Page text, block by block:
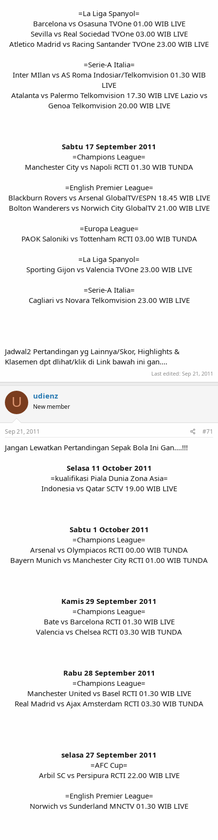
=La Liga Spanyol=
Barcelona vs Osasuna TVOne 01.00 WIB LIVE
Sevilla vs Real Sociedad TVOne 03.00 WIB LIVE
Atletico Madrid vs Racing Santander TVOne 23.00 WIB LIVE
=Serie-A Italia=
Inter MIlan vs AS Roma Indosiar/Telkomvision 01.30 WIB
LIVE
Atalanta vs Palermo Telkomvision 17.30 WIB LIVE Lazio vs
Genoa Telkomvision 20.00 WIB LIVE
Sabtu 17 September 2011
=Champions League=
Manchester City vs Napoli RCTI 01.30 WIB TUNDA
=English Premier League=
Blackburn Rovers vs Arsenal GlobalTV/ESPN 18.45 WIB LIVE
Bolton Wanderers vs Norwich City GlobalTV 21.00 WIB LIVE
=Europa League=
PAOK Saloniki vs Tottenham RCTI 03.00 WIB TUNDA
=La Liga Spanyol=
Sporting Gijon vs Valencia TVOne 23.00 WIB LIVE
=Serie-A Italia=
Cagliari vs Novara Telkomvision 23.00 WIB LIVE​
Jadwal2 Pertandingan yg Lainnya/Skor, Highlights &
Klasemen dpt dlihat/klik di Link bawah ini gan....
Last edited: Sep 21, 2011
U udienz
New member
Sep 21, 2011 #71
Jangan Lewatkan Pertandingan Sepak Bola Ini Gan....!!!
Selasa 11 October 2011
=kualifikasi Piala Dunia Zona Asia=
Indonesia vs Qatar SCTV 19.00 WIB LIVE
Sabtu 1 October 2011
=Champions League=
Arsenal vs Olympiacos RCTI 00.00 WIB TUNDA
Bayern Munich vs Manchester City RCTI 01.00 WIB TUNDA
Kamis 29 September 2011
=Champions League=
Bate vs Barcelona RCTI 01.30 WIB LIVE
Valencia vs Chelsea RCTI 03.30 WIB TUNDA
Rabu 28 September 2011
=Champions League=
Manchester United vs Basel RCTI 01.30 WIB LIVE
Real Madrid vs Ajax Amsterdam RCTI 03.30 WIB TUNDA
selasa 27 September 2011
=AFC Cup=
Arbil SC vs Persipura RCTI 22.00 WIB LIVE
=English Premier League=
Norwich vs Sunderland MNCTV 01.30 WIB LIVE